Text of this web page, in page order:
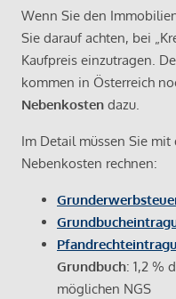
Wenn Sie den
Sie darauf achten, bei
Kaufpreis einzutragen.
kommen in Österreich
Nebenkosten dazu.
Im Detail müssen Sie
Nebenkosten rechnen:
Grundbuch: 1,2 %
möglichen NGS